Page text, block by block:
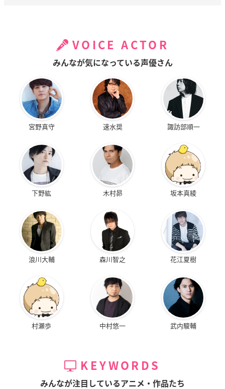
VOICE ACTOR
みんなが気になっている声優さん
宮野真守 速水奨 諏訪部順一
下野紘 木村昴 坂本真綾
浪川大輔 森川智之 花江夏樹
村瀬歩 中村悠一 武内駿輔
KEYWORDS
みんなが注目しているアニメ・作品たち